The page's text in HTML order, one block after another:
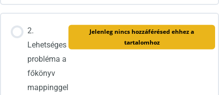
2.
Lehetséges
probléma a
főkönyv
mappinggel
Jelenleg nincs hozzáférésed ehhez a
tartalomhoz